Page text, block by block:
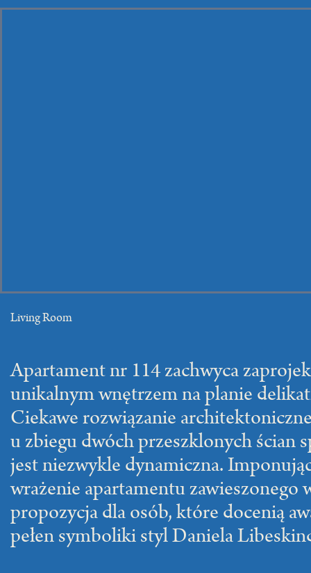
Living Room
Apartament nr 114 zachwyca
unikalnym wnętrzem na planie
Ciekawe rozwiązanie
u zbiegu dwóch przeszklonych ścian
jest niezwykle dynamiczna.
wrażenie apartamentu zawieszonego
propozycja dla osób, które docenią
pełen symboliki styl Daniela